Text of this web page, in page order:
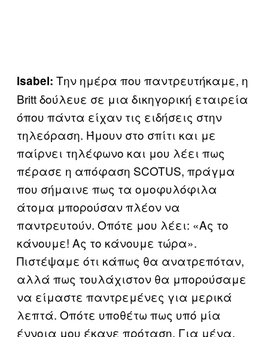
Isabel: Την ημέρα που παντρευτήκαμε, η
Britt δούλευε σε μια δικηγορική εταιρεία
όπου πάντα είχαν τις ειδήσεις στην
τηλεόραση. Ήμουν στο σπίτι και με
παίρνει τηλέφωνο και μου λέει πως
πέρασε η απόφαση SCOTUS, πράγμα
που σήμαινε πως τα ομοφυλόφιλα
άτομα μπορούσαν πλέον να
παντρευτούν. Οπότε μου λέει: «Ας το
κάνουμε! Ας το κάνουμε τώρα».
Πιστέψαμε ότι κάπως θα ανατρεπόταν,
αλλά πως τουλάχιστον θα μπορούσαμε
να είμαστε παντρεμένες για μερικά
λεπτά. Οπότε υποθέτω πως υπό μία
έννοια μου έκανε πρόταση. Για μένα,